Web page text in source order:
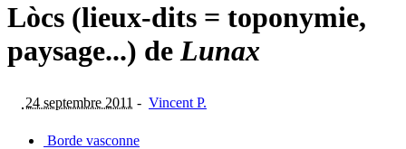
Lòcs (lieux-dits = toponymie,
paysage...) deLunax
24 septembre 2011 - Vincent P.
Borde vasconne